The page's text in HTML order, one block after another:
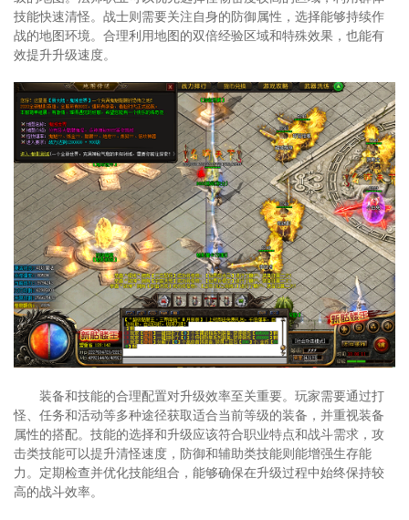
技能快速清怪。战士则需要关注自身的防御属性，选择能够持续作
战的地图环境。合理利用地图的双倍经验区域和特殊效果，也能有
效提升升级速度。
装备和技能的合理配置对升级效率至关重要。玩家需要通过打
怪、任务和活动等多种途径获取适合当前等级的装备，并重视装备
属性的搭配。技能的选择和升级应该符合职业特点和战斗需求，攻
击类技能可以提升清怪速度，防御和辅助类技能则能增强生存能
力。定期检查并优化技能组合，能够确保在升级过程中始终保持较
高的战斗效率。